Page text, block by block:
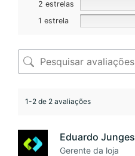
2 estrelas
1 estrela
1-2 de 2 avaliações
Eduardo Junges
Gerente da loja